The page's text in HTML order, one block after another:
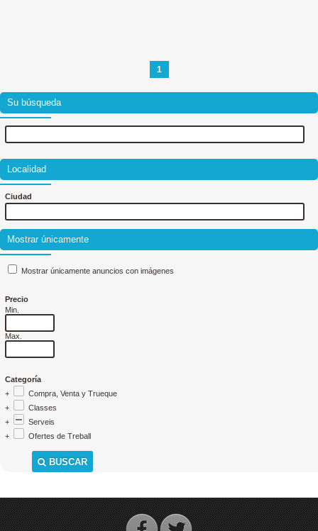
1
Su búsqueda
Localidad
Ciudad
Mostrar únicamente
Mostrar únicamente anuncios con imágenes
Precio
Min.
Max.
Categoría
+
Compra, Venta y Trueque
+
Classes
+
Serveis
+
Ofertes de Treball
BUSCAR